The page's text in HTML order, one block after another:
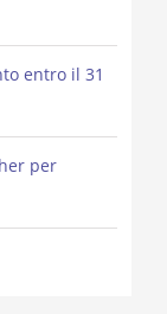
entro il 31
per